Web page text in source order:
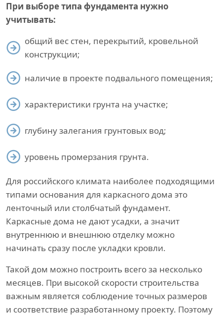
При выборе типа фундамента нужно
учитывать:
общий вес стен, перекрытий, кровельной
конструкции;
наличие в проекте подвального помещения;
характеристики грунта на участке;
глубину залегания грунтовых вод;
уровень промерзания грунта.
Для российского климата наиболее подходящими
типами основания для каркасного дома это
ленточный или столбчатый фундамент.
Каркасные дома не дают усадки, а значит
внутреннюю и внешнюю отделку можно
начинать сразу после укладки кровли.
Такой дом можно построить всего за несколько
месяцев. При высокой скорости строительства
важным является соблюдение точных размеров
и соответствие разработанному проекту. Поэтому